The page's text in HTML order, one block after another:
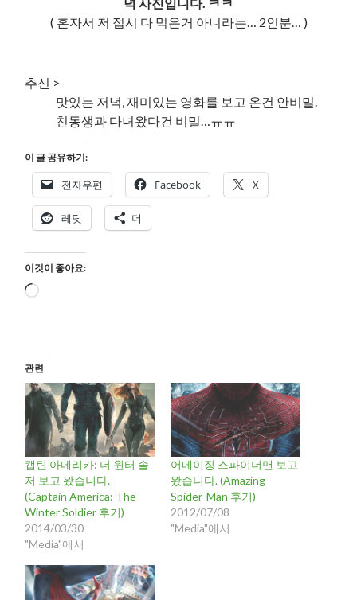
( 혼자서 저 접시 다 먹은거 아니라는… 2인분… )
추신 >
맛있는 저녁, 재미있는 영화를 보고 온건 안비밀.
친동생과 다녀왔다건 비밀…ㅠㅠ
이 글 공유하기:
전자우편 Facebook X
레딧 더
이것이 좋아요:
로
관련
캡틴 아메리카: 더 윈터 솔
저 보고 왔습니다.
(Captain America: The
Winter Soldier 후기)
2014/03/30
"Media"에서
어메이징 스파이더맨 보고
왔습니다. (Amazing
Spider-Man 후기)
2012/07/08
"Media"에서